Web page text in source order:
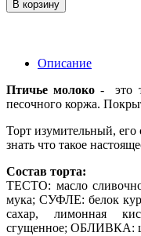
В корзину
Описание
Птичье молоко - это
песочного коржа.
Торт изумительный, его
знать что такое
Состав торта:
ТЕСТО: масло
мука; СУФЛЕ: белок
сахар, лимонная
сгущенное; ОБЛИВКА: